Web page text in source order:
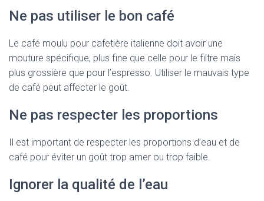
Ne pas utiliser le bon café
Le café moulu pour cafetière italienne doit avoir une
mouture spécifique, plus fine que celle pour le filtre mais
plus grossière que pour l’espresso. Utiliser le mauvais type
de café peut affecter le goût.
Ne pas respecter les proportions
Il est important de respecter les proportions d’eau et de
café pour éviter un goût trop amer ou trop faible.
Ignorer la qualité de l’eau